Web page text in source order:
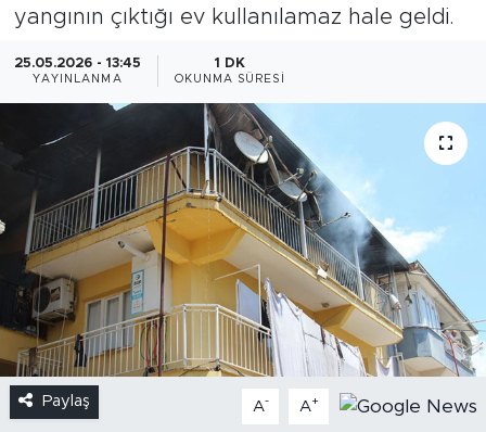
yangının çıktığı ev kullanılamaz hale geldi.
25.05.2026 - 13:45
YAYINLANMA
1 DK
OKUNMA SÜRESI
Paylaş A- A+